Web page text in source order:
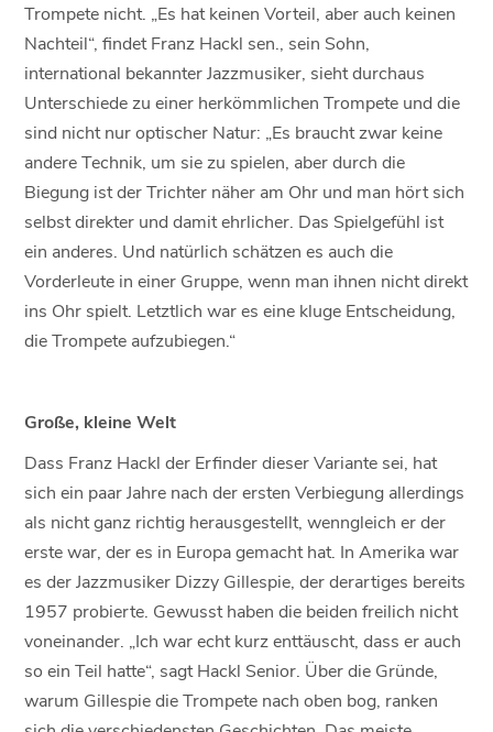
Trompete nicht. „Es hat keinen Vorteil, aber auch keinen
Nachteil“, findet Franz Hackl sen., sein Sohn,
international bekannter Jazzmusiker, sieht durchaus
Unterschiede zu einer herkömmlichen Trompete und die
sind nicht nur optischer Natur: „Es braucht zwar keine
andere Technik, um sie zu spielen, aber durch die
Biegung ist der Trichter näher am Ohr und man hört sich
selbst direkter und damit ehrlicher. Das Spielgefühl ist
ein anderes. Und natürlich schätzen es auch die
Vorderleute in einer Gruppe, wenn man ihnen nicht direkt
ins Ohr spielt. Letztlich war es eine kluge Entscheidung,
die Trompete aufzubiegen.“
Große, kleine Welt
Dass Franz Hackl der Erfinder dieser Variante sei, hat
sich ein paar Jahre nach der ersten Verbiegung allerdings
als nicht ganz richtig herausgestellt, wenngleich er der
erste war, der es in Europa gemacht hat. In Amerika war
es der Jazzmusiker Dizzy Gillespie, der derartiges bereits
1957 probierte. Gewusst haben die beiden freilich nicht
voneinander. „Ich war echt kurz enttäuscht, dass er auch
so ein Teil hatte“, sagt Hackl Senior. Über die Gründe,
warum Gillespie die Trompete nach oben bog, ranken